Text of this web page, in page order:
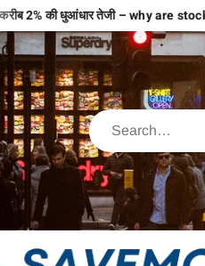
2% की धुआंधार तेजी – why are